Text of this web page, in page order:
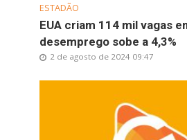
ESTADÃO
EUA criam 114 mil vagas
desemprego sobe a 4,3%
2 de agosto de 2024 09:47